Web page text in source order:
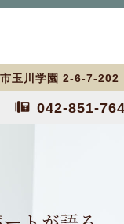
玉川学園 2-6-7-
042-851-